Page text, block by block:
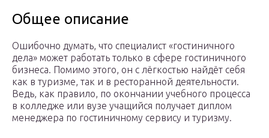
Общее описание
Ошибочно думать, что специалист «гостиничного
дела» может работать только в сфере гостиничного
бизнеса. Помимо этого, он с лёгкостью найдёт себя
как в туризме, так и в ресторанной деятельности.
Ведь, как правило, по окончании учебного процесса
в колледже или вузе учащийся получает диплом
менеджера по гостиничному сервису и туризму.